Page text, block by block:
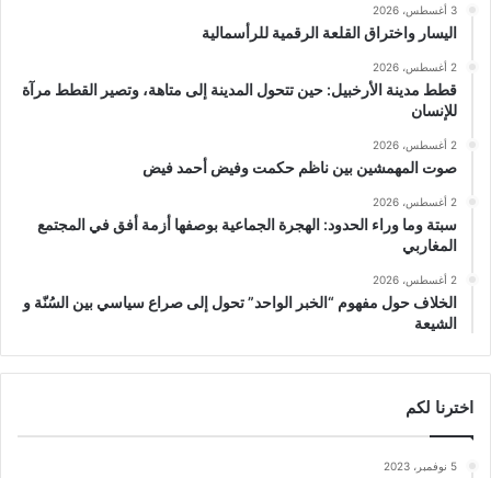
3 أغسطس، 2026
اليسار واختراق القلعة الرقمية للرأسمالية
2 أغسطس، 2026
قطط مدينة الأرخبيل: حين تتحول المدينة إلى متاهة، وتصير القطط مرآة
للإنسان
2 أغسطس، 2026
صوت المهمشين بين ناظم حكمت وفيض أحمد فيض
2 أغسطس، 2026
سبتة وما وراء الحدود: الهجرة الجماعية بوصفها أزمة أفق في المجتمع
المغاربي
2 أغسطس، 2026
الخلاف حول مفهوم “الخبر الواحد” تحول إلى صراع سياسي بين السُنّة و
الشيعة
اخترنا لكم
5 نوفمبر، 2023